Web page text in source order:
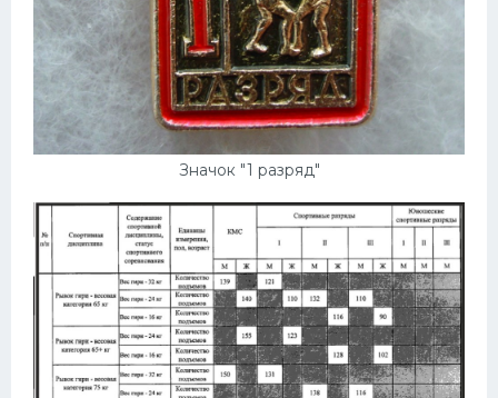
Значок "1 разряд"